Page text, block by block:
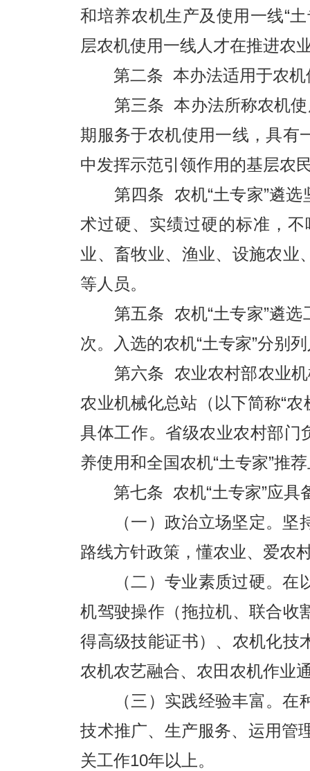
和培养农机生产及使用一线“
层农机使用一线人才在推进农
第二条 本办法适用于农机
第三条 本办法所称农机使用
期服务于农机使用一线，具有
中发挥示范引领作用的基层农
第四条 农机“土专家”遴选
术过硬、实绩过硬的标准，
业、畜牧业、渔业、设施农业
等人员。
第五条 农机“土专家”遴选
次。入选的农机“土专家”分别
第六条 农业农村部农业机
农业机械化总站（以下简称“
具体工作。省级农业农村部门
养使用和全国农机“土专家”推
第七条 农机“土专家”应具
（一）政治立场坚定。坚持
路线方针政策，懂农业、爱农
（二）专业素质过硬。在以
机驾驶操作（拖拉机、联合收
得高级技能证书）、农机化技
农机农艺融合、农田农机作业
（三）实践经验丰富。在种
技术推广、生产服务、运用管
关工作10年以上。